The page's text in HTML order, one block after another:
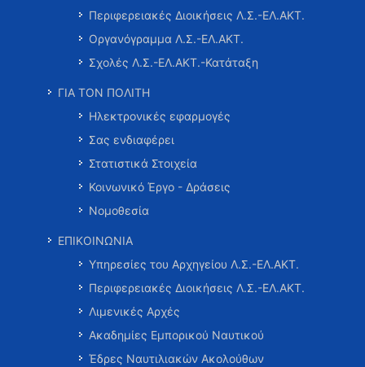
Περιφερειακές Διοικήσεις Λ.Σ.-ΕΛ.ΑΚΤ.
Οργανόγραμμα Λ.Σ.-ΕΛ.ΑΚΤ.
Σχολές Λ.Σ.-ΕΛ.ΑΚΤ.-Κατάταξη
ΓΙΑ ΤΟΝ ΠΟΛΙΤΗ
Ηλεκτρονικές εφαρμογές
Σας ενδιαφέρει
Στατιστικά Στοιχεία
Κοινωνικό Έργο - Δράσεις
Νομοθεσία
ΕΠΙΚΟΙΝΩΝΙΑ
Υπηρεσίες του Αρχηγείου Λ.Σ.-ΕΛ.ΑΚΤ.
Περιφερειακές Διοικήσεις Λ.Σ.-ΕΛ.ΑΚΤ.
Λιμενικές Αρχές
Ακαδημίες Εμπορικού Ναυτικού
Έδρες Ναυτιλιακών Ακολούθων